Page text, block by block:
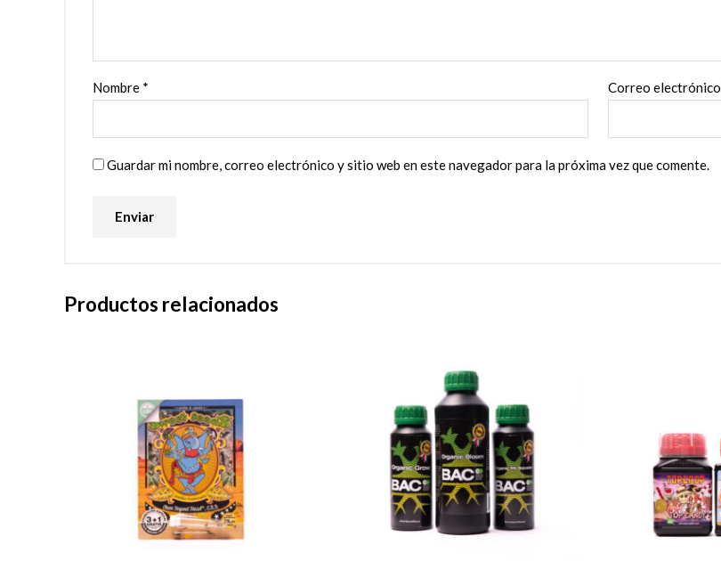
Nombre * Correo electrónico
Guardar mi nombre, correo electrónico y sitio web en este navegador para la próxima vez que comente.
Productos relacionados